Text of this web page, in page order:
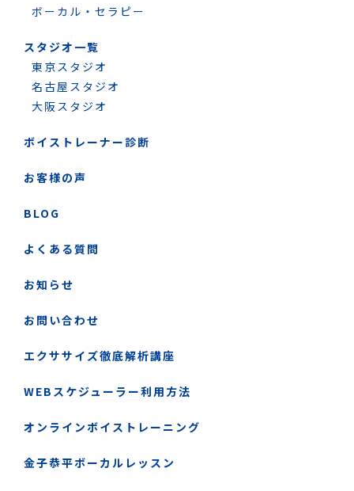
ボーカル・セラピー
スタジオ一覧
東京スタジオ
名古屋スタジオ
大阪スタジオ
ボイストレーナー診断
お客様の声
BLOG
よくある質問
お知らせ
お問い合わせ
エクササイズ徹底解析講座
WEBスケジューラー利用方法
オンラインボイストレーニング
金子恭平ボーカルレッスン